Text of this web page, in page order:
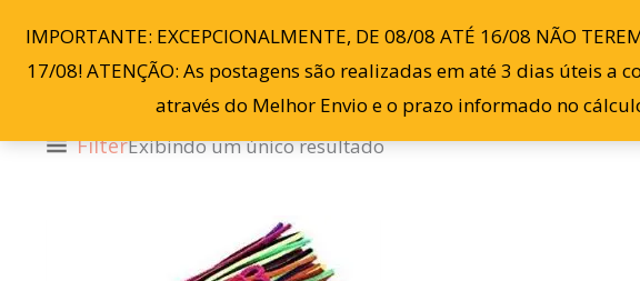
IMPORTANTE: EXCEPCIONALMENTE, DE 08/08 ATÉ 16/08 NÃO
17/08! ATENÇÃO: As postagens são realizadas em até 3 dias úteis
através do Melhor Envio e o prazo informado no
para
FilterExibindo um único resultado